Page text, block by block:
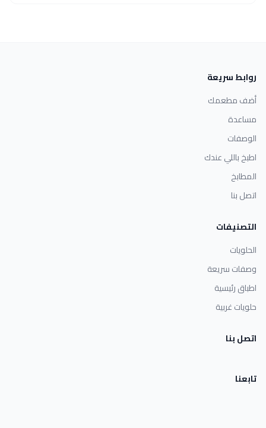
روابط سريعة
أضف مطعمك
مساعدة
الوصفات
اطبخ باللي عندك
المطابخ
اتصل بنا
التصنيفات
الحلويات
وصفات سريعة
اطباق رئيسية
حلويات غربية
اتصل بنا
تابعنا